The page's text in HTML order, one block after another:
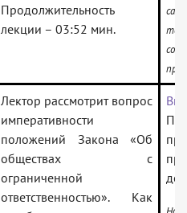
Продолжительность
лекции – 03:52 мин.
Лектор рассмотрит вопрос
императивности
положений Закона «Об
обществах с
ограниченной
ответственностью». Как